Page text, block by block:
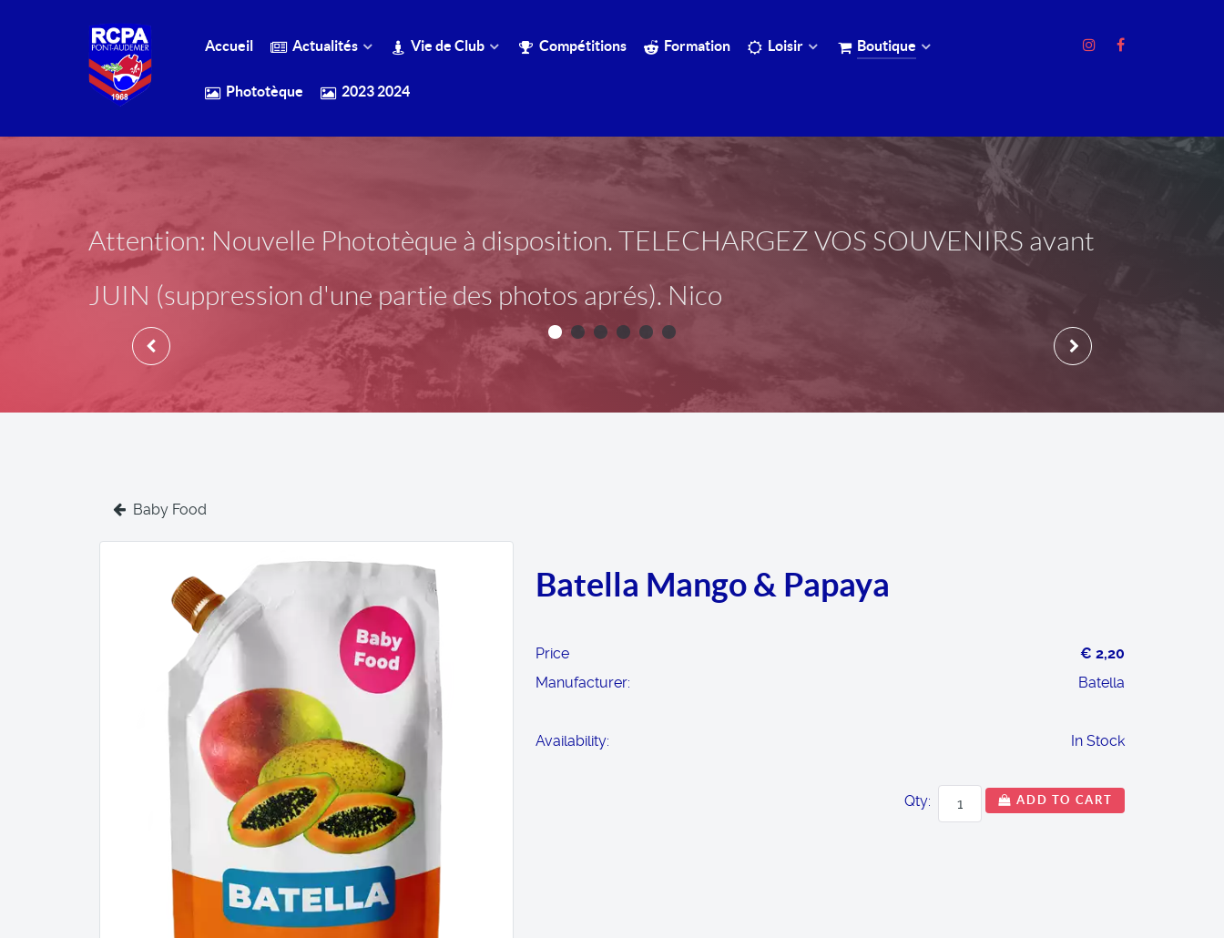
Accueil Actualités Vie de Club Compétitions Formation Loisir Boutique
Phototèque 2023 2024
Attention: Nouvelle Phototèque à disposition. TELECHARGEZ VOS SOUVENIRS avant
JUIN (suppression d'une partie des photos aprés). Nico
Baby Food
Batella Mango & Papaya
Price
€ 2,20
Manufacturer:
Batella
Availability: In Stock
Qty: ADD TO CART